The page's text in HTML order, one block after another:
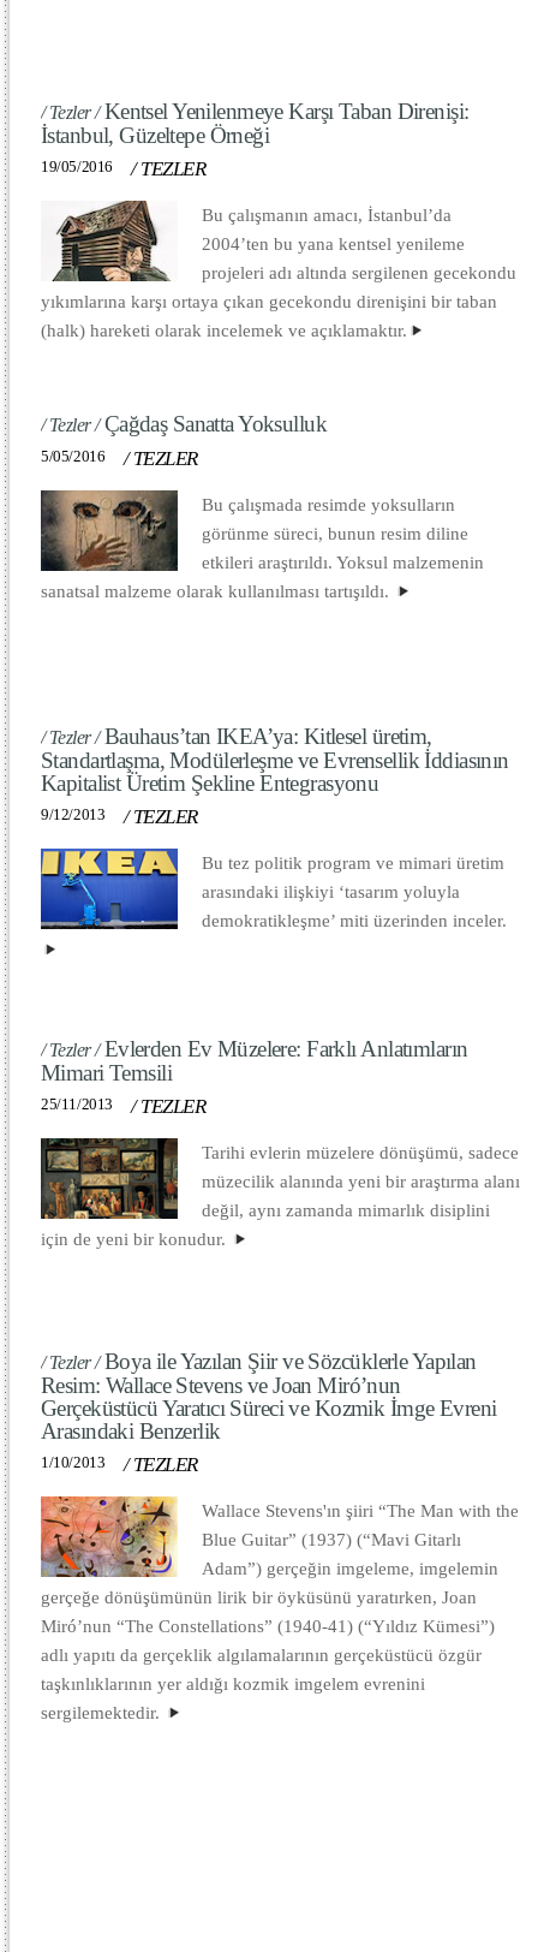
/ Tezler /Kentsel Yenilenmeye Karşı Taban Direnişi:
İstanbul, Güzeltepe Örneği
19/05/2016 /TEZLER
Bu çalışmanın amacı, İstanbul’da
2004’ten bu yana kentsel yenileme
projeleri adı altında sergilenen gecekondu
yıkımlarına karşı ortaya çıkan gecekondu direnişini bir taban
(halk) hareketi olarak incelemek ve açıklamaktır.
/ Tezler /Çağdaş Sanatta Yoksulluk
5/05/2016 /TEZLER
Bu çalışmada resimde yoksulların
görünme süreci, bunun resim diline
etkileri araştırıldı. Yoksul malzemenin
sanatsal malzeme olarak kullanılması tartışıldı.
/ Tezler /Bauhaus’tan IKEA’ya: Kitlesel üretim,
Standartlaşma, Modülerleşme ve Evrensellik İddiasının
Kapitalist Üretim Şekline Entegrasyonu
9/12/2013 /TEZLER
Bu tez politik program ve mimari üretim
arasındaki ilişkiyi ‘tasarım yoluyla
demokratikleşme’ miti üzerinden inceler.
/ Tezler /Evlerden Ev Müzelere: Farklı Anlatımların
Mimari Temsili
25/11/2013 /TEZLER
Tarihi evlerin müzelere dönüşümü, sadece
müzecilik alanında yeni bir araştırma alanı
değil, aynı zamanda mimarlık disiplini
için de yeni bir konudur.
/ Tezler /Boya ile Yazılan Şiir ve Sözcüklerle Yapılan
Resim: Wallace Stevens ve Joan Miró’nun
Gerçeküstücü Yaratıcı Süreci ve Kozmik İmge Evreni
Arasındaki Benzerlik
1/10/2013 /TEZLER
Wallace Stevens'ın şiiri “The Man with the
Blue Guitar” (1937) (“Mavi Gitarlı
Adam”) gerçeğin imgeleme, imgelemin
gerçeğe dönüşümünün lirik bir öyküsünü yaratırken, Joan
Miró’nun “The Constellations” (1940-41) (“Yıldız Kümesi”)
adlı yapıtı da gerçeklik algılamalarının gerçeküstücü özgür
taşkınlıklarının yer aldığı kozmik imgelem evrenini
sergilemektedir.